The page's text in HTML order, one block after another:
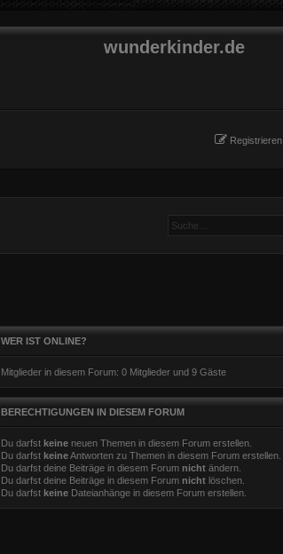
wunderkinder.de
Registrieren
WER IST ONLINE?
Mitglieder in diesem Forum: 0 Mitglieder und 9 Gäste
BERECHTIGUNGEN IN DIESEM FORUM
Du darfst keineneuen Themen in diesem Forum erstellen.
Du darfst keineAntworten zu Themen in diesem Forum erstellen.
Du darfst deine Beiträge in diesem Forum nichtändern.
Du darfst deine Beiträge in diesem Forum nichtlöschen.
Du darfst keineDateianhänge in diesem Forum erstellen.